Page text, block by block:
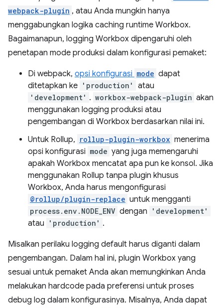
webpack-plugin , atau Anda mungkin hanya
menggabungkan logika caching runtime Workbox.
Bagaimanapun, logging Workbox dipengaruhi oleh
penetapan mode produksi dalam konfigurasi pemaket:
Di webpack, opsi konfigurasi mode dapat
ditetapkan ke 'production' atau
'development' . workbox-webpack-plugin akan
menggunakan logging produksi atau
pengembangan di Workbox berdasarkan nilai ini.
Untuk Rollup, rollup-plugin-workbox menerima
opsi konfigurasi mode yang juga memengaruhi
apakah Workbox mencatat apa pun ke konsol. Jika
menggunakan Rollup tanpa plugin khusus
Workbox, Anda harus mengonfigurasi
@rollup/plugin-replace untuk mengganti
process.env.NODE_ENV dengan 'development'
atau 'production' .
Misalkan perilaku logging default harus diganti dalam
pengembangan. Dalam hal ini, plugin Workbox yang
sesuai untuk pemaket Anda akan memungkinkan Anda
melakukan hardcode pada preferensi untuk proses
debug log dalam konfigurasinya. Misalnya, Anda dapat